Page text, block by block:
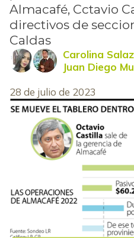
Almacafé, Cctavio
directivos de
Caldas
Carolina
Juan Diego
28 de julio de 2023